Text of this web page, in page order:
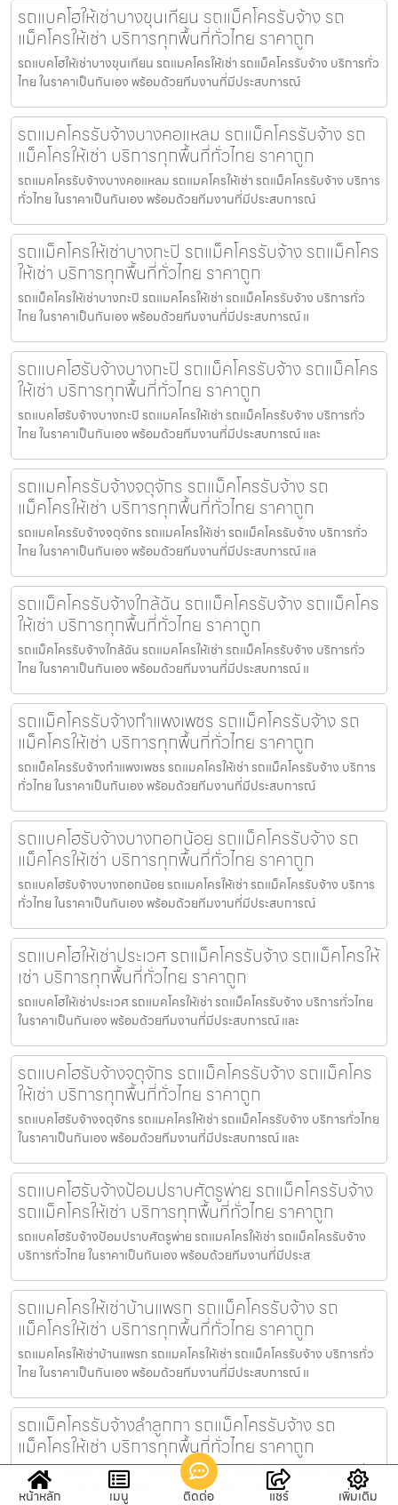
รถแบคโฮให้เช่าบางขุนเทียน รถแม็คโครรับจ้าง รถ
แม็คโครให้เช่า บริการทุกพื้นที่ทั่วไทย ราคาถูก
รถแบคโฮให้เช่าบางขุนเทียน รถแมคโครให้เช่า รถแม็คโครรับจ้าง บริการทั่ว
ไทย ในราคาเป็นกันเอง พร้อมด้วยทีมงานที่มีประสบการณ์
รถแมคโครรับจ้างบางคอแหลม รถแม็คโครรับจ้าง รถ
แม็คโครให้เช่า บริการทุกพื้นที่ทั่วไทย ราคาถูก
รถแมคโครรับจ้างบางคอแหลม รถแมคโครให้เช่า รถแม็คโครรับจ้าง บริการ
ทั่วไทย ในราคาเป็นกันเอง พร้อมด้วยทีมงานที่มีประสบการณ์
รถแม็คโครให้เช่าบางกะปิ รถแม็คโครรับจ้าง รถแม็คโคร
ให้เช่า บริการทุกพื้นที่ทั่วไทย ราคาถูก
รถแม็คโครให้เช่าบางกะปิ รถแมคโครให้เช่า รถแม็คโครรับจ้าง บริการทั่ว
ไทย ในราคาเป็นกันเอง พร้อมด้วยทีมงานที่มีประสบการณ์ แ
รถแบคโฮรับจ้างบางกะปิ รถแม็คโครรับจ้าง รถแม็คโคร
ให้เช่า บริการทุกพื้นที่ทั่วไทย ราคาถูก
รถแบคโฮรับจ้างบางกะปิ รถแมคโครให้เช่า รถแม็คโครรับจ้าง บริการทั่ว
ไทย ในราคาเป็นกันเอง พร้อมด้วยทีมงานที่มีประสบการณ์ และ
รถแมคโครรับจ้างจตุจักร รถแม็คโครรับจ้าง รถ
แม็คโครให้เช่า บริการทุกพื้นที่ทั่วไทย ราคาถูก
รถแมคโครรับจ้างจตุจักร รถแมคโครให้เช่า รถแม็คโครรับจ้าง บริการทั่ว
ไทย ในราคาเป็นกันเอง พร้อมด้วยทีมงานที่มีประสบการณ์ แล
รถแม็คโครรับจ้างใกล้ฉัน รถแม็คโครรับจ้าง รถแม็คโคร
ให้เช่า บริการทุกพื้นที่ทั่วไทย ราคาถูก
รถแม็คโครรับจ้างใกล้ฉัน รถแมคโครให้เช่า รถแม็คโครรับจ้าง บริการทั่ว
ไทย ในราคาเป็นกันเอง พร้อมด้วยทีมงานที่มีประสบการณ์ แ
รถแม็คโครรับจ้างกำแพงเพชร รถแม็คโครรับจ้าง รถ
แม็คโครให้เช่า บริการทุกพื้นที่ทั่วไทย ราคาถูก
รถแม็คโครรับจ้างกำแพงเพชร รถแมคโครให้เช่า รถแม็คโครรับจ้าง บริการ
ทั่วไทย ในราคาเป็นกันเอง พร้อมด้วยทีมงานที่มีประสบการณ์
รถแบคโฮรับจ้างบางกอกน้อย รถแม็คโครรับจ้าง รถ
แม็คโครให้เช่า บริการทุกพื้นที่ทั่วไทย ราคาถูก
รถแบคโฮรับจ้างบางกอกน้อย รถแมคโครให้เช่า รถแม็คโครรับจ้าง บริการ
ทั่วไทย ในราคาเป็นกันเอง พร้อมด้วยทีมงานที่มีประสบการณ์
รถแบคโฮให้เช่าประเวศ รถแม็คโครรับจ้าง รถแม็คโครให้
เช่า บริการทุกพื้นที่ทั่วไทย ราคาถูก
รถแบคโฮให้เช่าประเวศ รถแมคโครให้เช่า รถแม็คโครรับจ้าง บริการทั่วไทย
ในราคาเป็นกันเอง พร้อมด้วยทีมงานที่มีประสบการณ์ และ
รถแบคโฮรับจ้างจตุจักร รถแม็คโครรับจ้าง รถแม็คโคร
ให้เช่า บริการทุกพื้นที่ทั่วไทย ราคาถูก
รถแบคโฮรับจ้างจตุจักร รถแมคโครให้เช่า รถแม็คโครรับจ้าง บริการทั่วไทย
ในราคาเป็นกันเอง พร้อมด้วยทีมงานที่มีประสบการณ์ และ
รถแบคโฮรับจ้างป้อมปราบศัตรูพ่าย รถแม็คโครรับจ้าง
รถแม็คโครให้เช่า บริการทุกพื้นที่ทั่วไทย ราคาถูก
รถแบคโฮรับจ้างป้อมปราบศัตรูพ่าย รถแมคโครให้เช่า รถแม็คโครรับจ้าง
บริการทั่วไทย ในราคาเป็นกันเอง พร้อมด้วยทีมงานที่มีประส
รถแมคโครให้เช่าบ้านแพรก รถแม็คโครรับจ้าง รถ
แม็คโครให้เช่า บริการทุกพื้นที่ทั่วไทย ราคาถูก
รถแมคโครให้เช่าบ้านแพรก รถแมคโครให้เช่า รถแม็คโครรับจ้าง บริการทั่ว
ไทย ในราคาเป็นกันเอง พร้อมด้วยทีมงานที่มีประสบการณ์ แ
รถแม็คโครรับจ้างลำลูกกา รถแม็คโครรับจ้าง รถ
แม็คโครให้เช่า บริการทุกพื้นที่ทั่วไทย ราคาถูก
รถแม็คโครรับจ้างลำลูกกา รถแมคโครให้เช่า รถแม็คโครรับจ้าง บริการทั่ว
ไทย ในราคาเป็นกันเอง พร้อมด้วยทีมงานที่มีประสบการณ์ แ
หน้าหลัก เมนู ติดต่อ แชร์ เพิ่มเติม